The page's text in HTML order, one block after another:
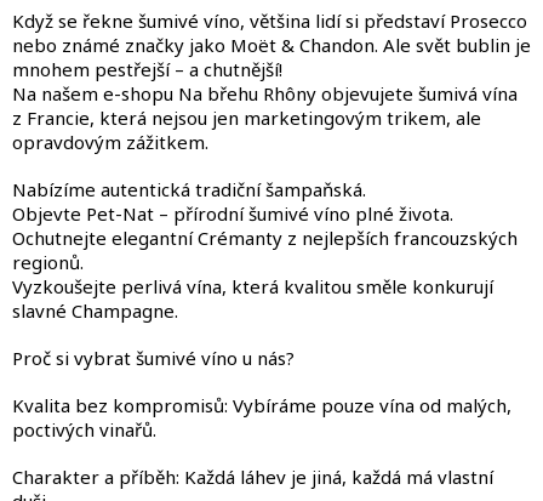
l
á
d
a
c
í
r
v
k
y
ý
s
Když se řekne šumivé víno, většina lidí si představí Prosecco
nebo známé značky jako Moët & Chandon. Ale svět bublin je
mnohem pestřejší – a chutnější!
Na našem e-shopu Na břehu Rhôny objevujete šumivá vína
z Francie, která nejsou jen marketingovým trikem, ale
opravdovým zážitkem.
Nabízíme autentická tradiční šampaňská.
Objevte Pet-Nat – přírodní šumivé víno plné života.
Ochutnejte elegantní Crémanty z nejlepších francouzských
regionů.
Vyzkoušejte perlivá vína, která kvalitou směle konkurují
slavné Champagne.
Proč si vybrat šumivé víno u nás?
Kvalita bez kompromisů: Vybíráme pouze vína od malých,
poctivých vinařů.
Charakter a příběh: Každá láhev je jiná, každá má vlastní